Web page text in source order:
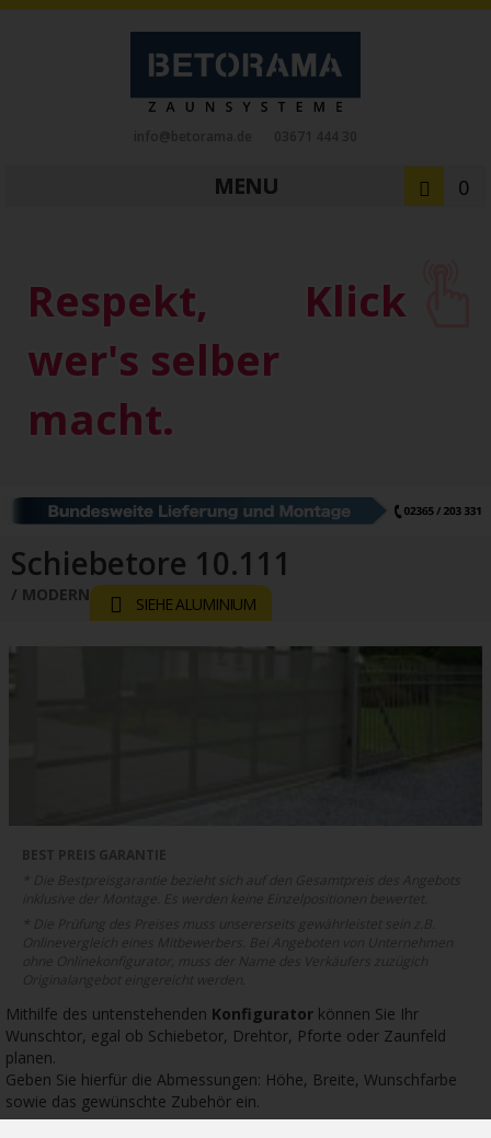
MENU 0
Schiebetore Drehtore Zaunfelder
Antriebe
Referenzen
Downloads Zubehör
Tore
ALUMINIUM
Schiebetore Industrie
Download
Industrie Zaunsysteme
Referenzen
Nachrichten
Impressum
Klick
Respekt,
wer's selber
macht.
Schiebetore 10.111
MODERN SYSTEMSIEHE ALUMINIUM
BEST PREIS GARANTIE
* Die Bestpreisgarantie bezieht sich auf den Gesamtpreis des Angebots
inklusive der Montage. Es werden keine Einzelpositionen bewertet.
* Die Prüfung des Preises muss unsererseits gewährleistet sein z.B.
Onlinevergleich eines Mitbewerbers. Bei Angeboten von Unternehmen
ohne Onlinekonfigurator, muss der Name des Verkäufers zuzügich
Originalangebot eingereicht werden.
Mithilfe des untenstehenden Konfigurator können Sie Ihr
Wunschtor, egal ob Schiebetor, Drehtor, Pforte oder Zaunfeld
planen.
Geben Sie hierfür die Abmessungen: Höhe, Breite, Wunschfarbe
sowie das gewünschte Zubehör ein.